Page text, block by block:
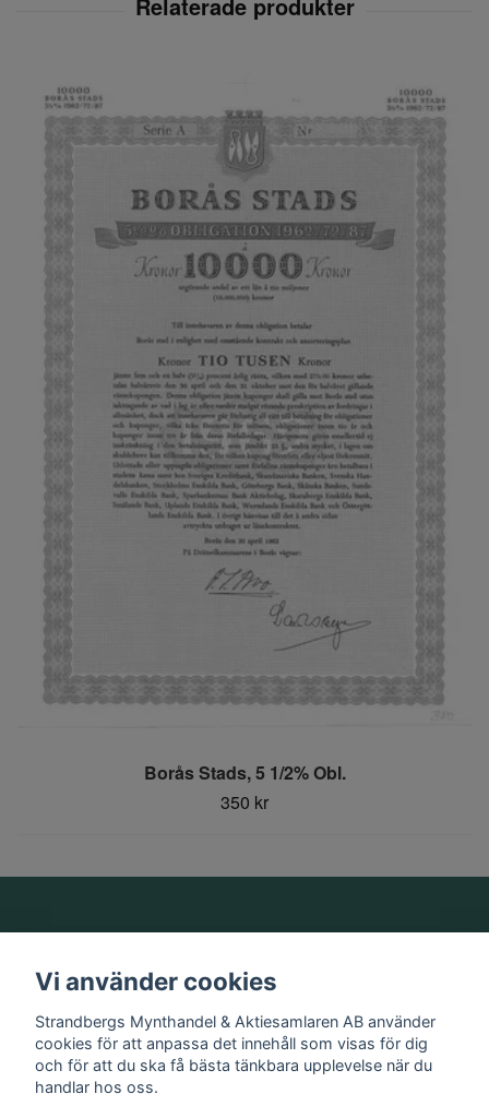
Borås Stads, 5 1/2% Obl.
350 kr
Information
Sociala medier
Vi använder cookies
Strandbergs Mynthandel & Aktiesamlaren AB använder
cookies för att anpassa det innehåll som visas för dig
och för att du ska få bästa tänkbara upplevelse när du
handlar hos oss.